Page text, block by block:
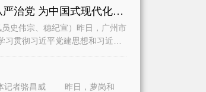
全面学习贯彻习近平党建思想深入推进全面从严治党 为中国式现代化广州实践提供坚强保障
史伟宗、穗纪宣）昨日，广州市
贯彻习近平党建思想和习近平
记者骆昌威 昨日，萝岗和